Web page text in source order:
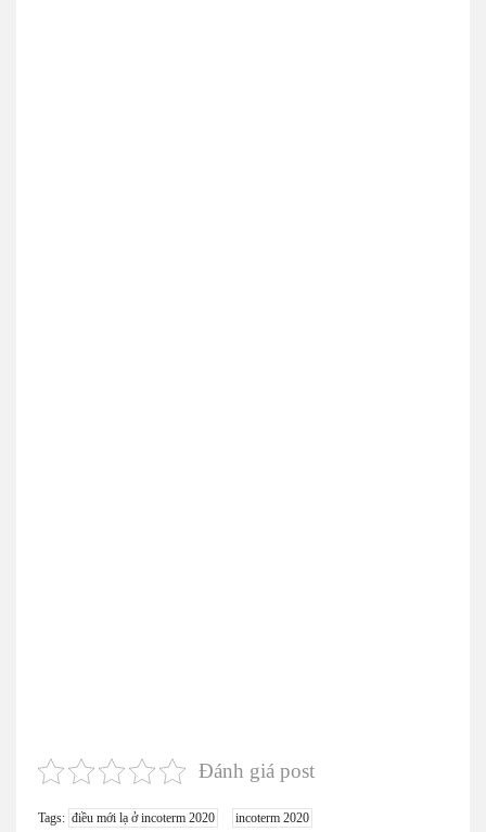
Đánh giá post
Tags: điều mới lạ ở incoterm 2020
incoterm 2020